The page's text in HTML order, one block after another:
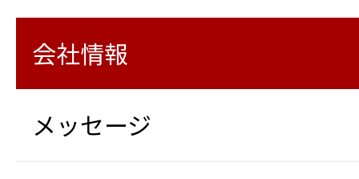
会社情報
メッセージ